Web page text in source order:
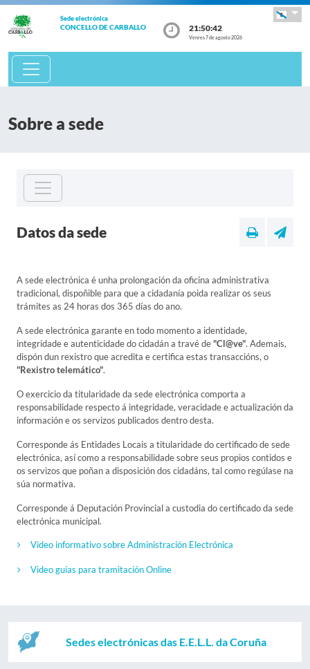
Sede electrónica
CONCELLO DE CARBALLO 21:50:42
Venres 7 de agosto 2026
Sobre a sede
Datos da sede
A sede electrónica é unha prolongación da oficina administrativa
tradicional, dispoñible para que a cidadanía poida realizar os seus
trámites as 24 horas dos 365 días do ano.
A sede electrónica garante en todo momento a identidade,
integridade e autenticidade do cidadán a travé de"Cl@ve". Ademais,
dispón dun rexistro que acredita e certifica estas transaccións, o
"Rexistro telemático".
O exercicio da titularidade da sede electrónica comporta a
responsabilidade respecto á integridade, veracidade e actualización da
información e os servizos publicados dentro desta.
Corresponde ás Entidades Locais a titularidade do certificado de sede
electrónica, así como a responsabilidade sobre seus propios contidos e
os servizos que poñan a disposición dos cidadáns, tal como regúlase na
súa normativa.
Corresponde á Deputación Provincial a custodia do certificado da sede
electrónica municipal.
Video informativo sobre Administración Electrónica
Video guías para tramitación Online
Sedes electrónicas das E.E.L.L. da Coruña